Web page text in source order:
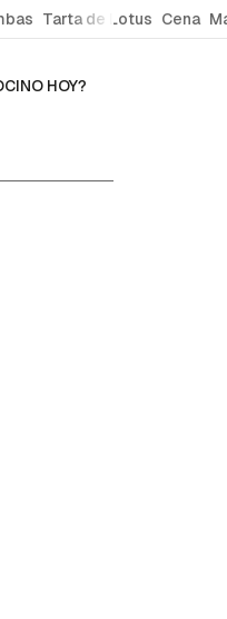
Tarta de Lotus Cena
HOY?